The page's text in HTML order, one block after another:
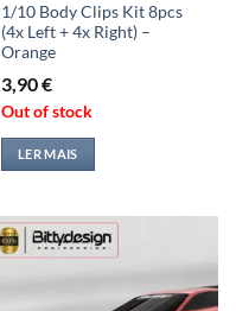
1/10 Body Clips Kit 8pcs
(4x Left + 4x Right) –
Orange
3,90€
Out of stock
LER MAIS